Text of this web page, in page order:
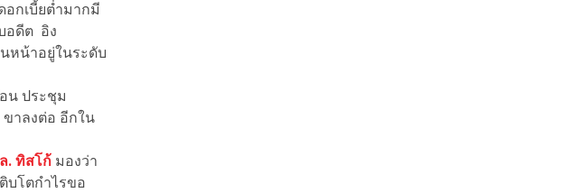
อกเบี้ยต่ำมากมี
อดีต อิง
หน้าอยู่ในระดับ
น ประชุม
ขาลงต่อ อีกใน
. ทิสโก้ มองว่า
บโตกำไรขอ